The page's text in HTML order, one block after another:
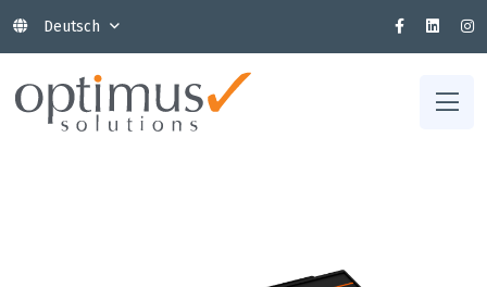
Deutsch